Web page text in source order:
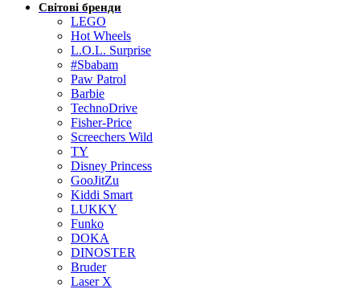
Світові бренди
LEGO
Hot Wheels
L.O.L. Surprise
#Sbabam
Paw Patrol
Barbie
TechnoDrive
Fisher-Price
Screechers Wild
TY
Disney Princess
GooJitZu
Kiddi Smart
LUKKY
Funko
DOKA
DINOSTER
Bruder
Laser X